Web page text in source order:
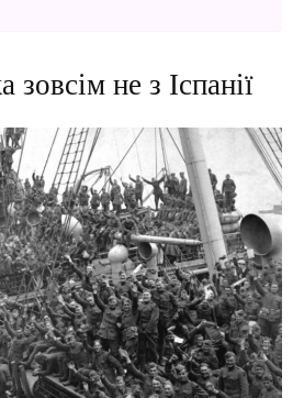
зовсім не з Іспанії